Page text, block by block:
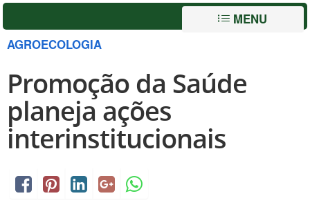
MENU
AGROECOLOGIA
Promoção da Saúde
planeja ações
interinstitucionais